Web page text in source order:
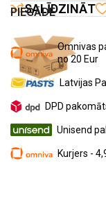
SALĪDZINĀT
PIEGĀDE
Omnivas
no 20 Eur
Latvijas
DPD
Unisend
Kurjers -